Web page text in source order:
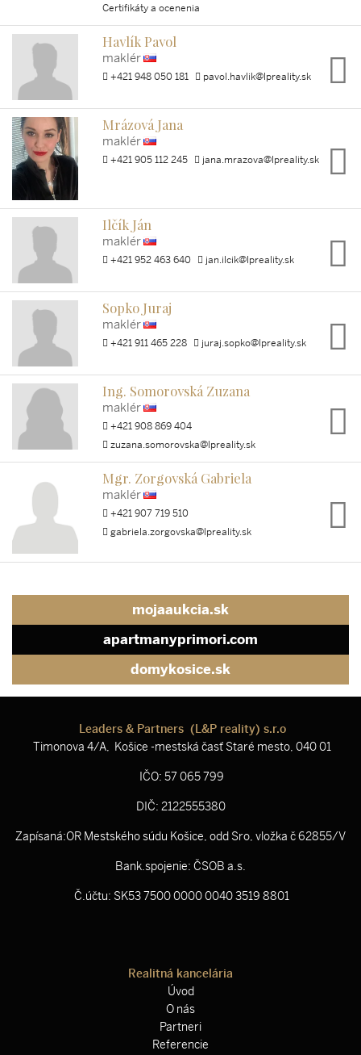
Certifikáty a ocenenia
Havlík Pavol
maklér
+421 948 050 181 pavol.havlik@lpreality.sk
Mrázová Jana
maklér
+421 905 112 245 jana.mrazova@lpreality.sk
Ilčík Ján
maklér
+421 952 463 640 jan.ilcik@lpreality.sk
Sopko Juraj
maklér
+421 911 465 228 juraj.sopko@lpreality.sk
Ing. Somorovská Zuzana
maklér
+421 908 869 404
zuzana.somorovska@lpreality.sk
Mgr. Zorgovská Gabriela
maklér
+421 907 719 510
gabriela.zorgovska@lpreality.sk
mojaaukcia.sk
apartmanyprimori.com
domykosice.sk
Leaders & Partners (L&P reality) s.r.o
Timonova 4/A, Košice -mestská časť Staré mesto, 040 01
IČO: 57 065 799
DIČ: 2122555380
Zapísaná:OR Mestského súdu Košice, odd Sro, vložka č 62855/V
Bank.spojenie: ČSOB a.s.
Č.účtu: SK53 7500 0000 0040 3519 8801
Realitná kancelária
Úvod
O nás
Partneri
Referencie